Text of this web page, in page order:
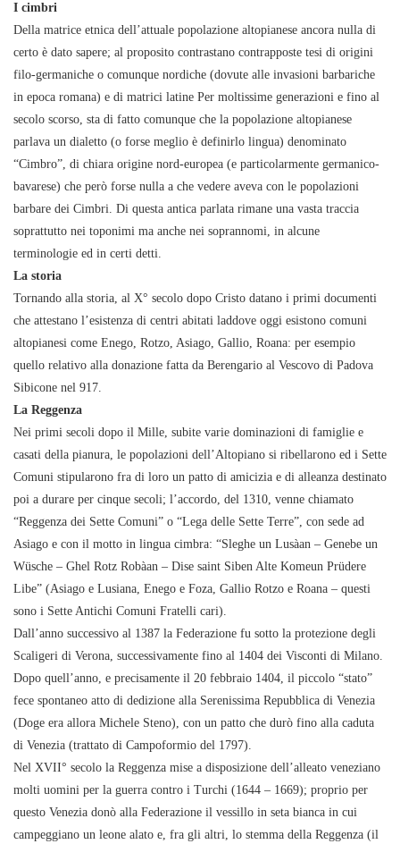
I cimbri
Della matrice etnica dell’attuale popolazione altopianese ancora nulla di
certo è dato sapere; al proposito contrastano contrapposte tesi di origini
filo-germaniche o comunque nordiche (dovute alle invasioni barbariche
in epoca romana) e di matrici latine Per moltissime generazioni e fino al
secolo scorso, sta di fatto comunque che la popolazione altopianese
parlava un dialetto (o forse meglio è definirlo lingua) denominato
“Cimbro”, di chiara origine nord-europea (e particolarmente germanico-
bavarese) che però forse nulla a che vedere aveva con le popolazioni
barbare dei Cimbri. Di questa antica parlata rimane una vasta traccia
soprattutto nei toponimi ma anche nei soprannomi, in alcune
terminologie ed in certi detti.
La storia
Tornando alla storia, al X° secolo dopo Cristo datano i primi documenti
che attestano l’esistenza di centri abitati laddove oggi esistono comuni
altopianesi come Enego, Rotzo, Asiago, Gallio, Roana: per esempio
quello relativo alla donazione fatta da Berengario al Vescovo di Padova
Sibicone nel 917.
La Reggenza
Nei primi secoli dopo il Mille, subite varie dominazioni di famiglie e
casati della pianura, le popolazioni dell’Altopiano si ribellarono ed i Sette
Comuni stipularono fra di loro un patto di amicizia e di alleanza destinato
poi a durare per cinque secoli; l’accordo, del 1310, venne chiamato
“Reggenza dei Sette Comuni” o “Lega delle Sette Terre”, con sede ad
Asiago e con il motto in lingua cimbra: “Sleghe un Lusàan – Genebe un
Wüsche – Ghel Rotz Robàan – Dise saint Siben Alte Komeun Prüdere
Libe” (Asiago e Lusiana, Enego e Foza, Gallio Rotzo e Roana – questi
sono i Sette Antichi Comuni Fratelli cari).
Dall’anno successivo al 1387 la Federazione fu sotto la protezione degli
Scaligeri di Verona, successivamente fino al 1404 dei Visconti di Milano.
Dopo quell’anno, e precisamente il 20 febbraio 1404, il piccolo “stato”
fece spontaneo atto di dedizione alla Serenissima Repubblica di Venezia
(Doge era allora Michele Steno), con un patto che durò fino alla caduta
di Venezia (trattato di Campoformio del 1797).
Nel XVII° secolo la Reggenza mise a disposizione dell’alleato veneziano
molti uomini per la guerra contro i Turchi (1644 – 1669); proprio per
questo Venezia donò alla Federazione il vessillo in seta bianca in cui
campeggiano un leone alato e, fra gli altri, lo stemma della Reggenza (il